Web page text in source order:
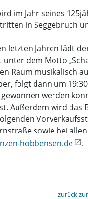
im Jahr seines
in Seggebruch
Jahren lädt
dem Motto
Raum musikalisch
folgt dann um
werden
Außerdem wird
sowie bei
hobbensen.de .
zurück